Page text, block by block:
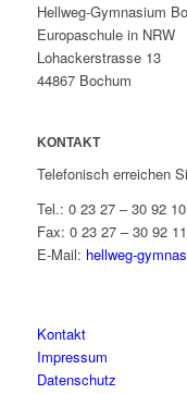
Hellweg-Gymnasium
Europaschule in NRW
Lohackerstrasse 13
44867 Bochum
KONTAKT
Telefonisch erreichen
Tel.: 0 23 27 – 30 92 10
Fax: 0 23 27 – 30 92 11
E-Mail: hellweg-
Kontakt
Impressum
Datenschutz